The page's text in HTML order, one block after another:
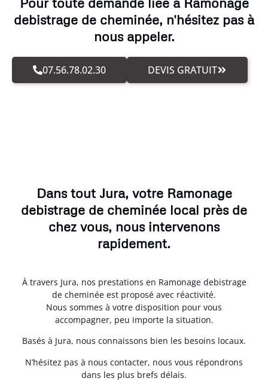
debistrage de cheminée, n'hésitez pas à
nous appeler.
07.56.78.02.30 DEVIS GRATUIT
Dans tout Jura, votre Ramonage
debistrage de cheminée local près de
chez vous, nous intervenons
rapidement.
À travers Jura, nos prestations en Ramonage debistrage
de cheminée est proposé avec réactivité.
Nous sommes à votre disposition pour vous
accompagner, peu importe la situation.
Basés à Jura, nous connaissons bien les besoins locaux.
N’hésitez pas à nous contacter, nous vous répondrons
dans les plus brefs délais.